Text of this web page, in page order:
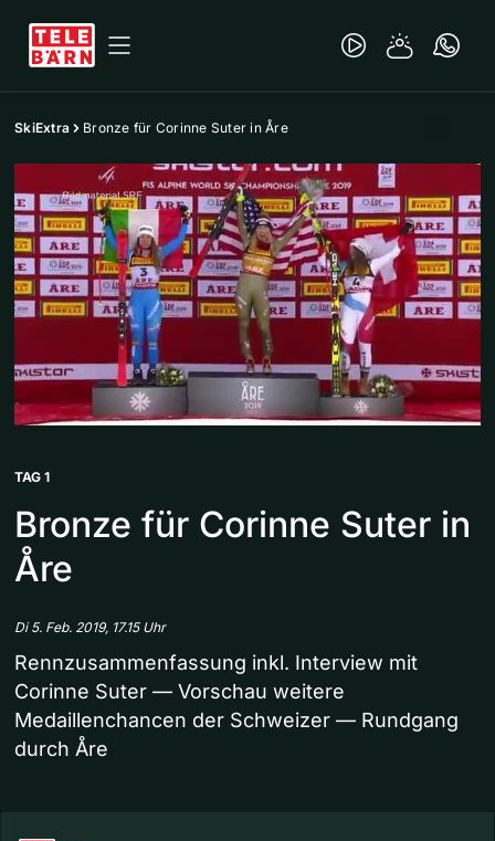
SkiExtra Bronze für Corinne Suter in Åre
TAG 1
Bronze für Corinne Suter in
Åre
Di 5. Feb. 2019, 17.15 Uhr
Rennzusammenfassung inkl. Interview mit
Corinne Suter — Vorschau weitere
Medaillenchancen der Schweizer — Rundgang
durch Åre